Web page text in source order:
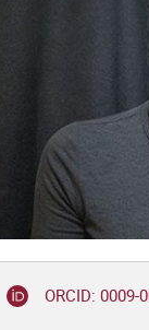
ORCID: 0009-